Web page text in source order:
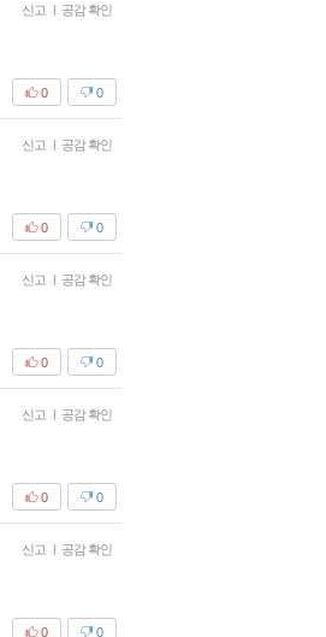
신고 | 공감 확인
0
0
신고 | 공감 확인
0
0
신고 | 공감 확인
0
0
신고 | 공감 확인
0
0
신고 | 공감 확인
0
0